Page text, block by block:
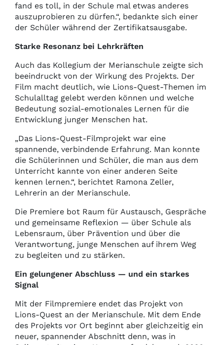
fand es toll, in der Schule mal etwas anderes
auszuprobieren zu dürfen.“, bedankte sich einer
der Schüler während der Zertifikatsausgabe.
Starke Resonanz bei Lehrkräften
Auch das Kollegium der Merianschule zeigte sich
beeindruckt von der Wirkung des Projekts. Der
Film macht deutlich, wie Lions-Quest-Themen im
Schulalltag gelebt werden können und welche
Bedeutung sozial-emotionales Lernen für die
Entwicklung junger Menschen hat.
„Das Lions-Quest-Filmprojekt war eine
spannende, verbindende Erfahrung. Man konnte
die Schülerinnen und Schüler, die man aus dem
Unterricht kannte von einer anderen Seite
kennen lernen.“, berichtet Ramona Zeller,
Lehrerin an der Merianschule.
Die Premiere bot Raum für Austausch, Gespräche
und gemeinsame Reflexion — über Schule als
Lebensraum, über Prävention und über die
Verantwortung, junge Menschen auf ihrem Weg
zu begleiten und zu stärken.
Ein gelungener Abschluss — und ein starkes
Signal
Mit der Filmpremiere endet das Projekt von
Lions-Quest an der Merianschule. Mit dem Ende
des Projekts vor Ort beginnt aber gleichzeitig ein
neuer, spannender Abschnitt denn, was in